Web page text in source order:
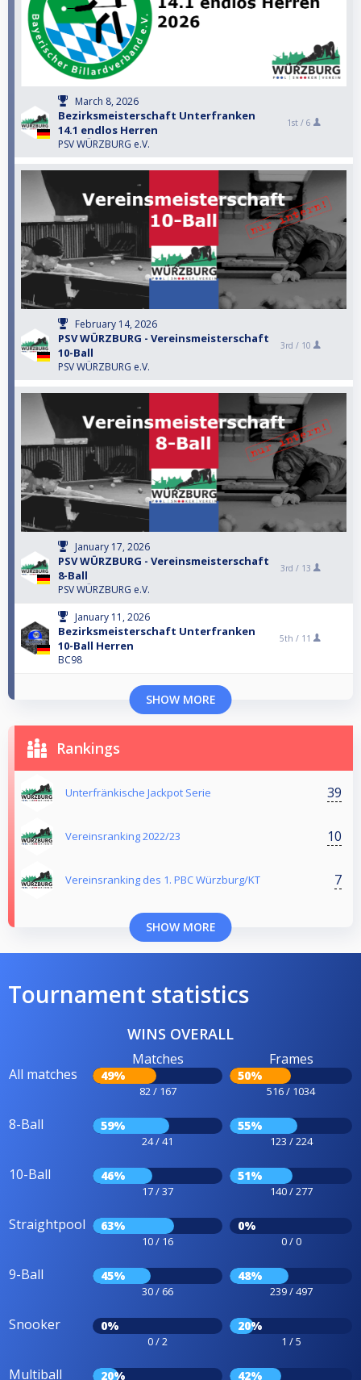
March 8, 2026
Bezirksmeisterschaft Unterfranken
14.1 endlos Herren
PSV WÜRZBURG e.V.
1st / 6
February 14, 2026
PSV WÜRZBURG - Vereinsmeisterschaft
10-Ball
PSV WÜRZBURG e.V.
3rd / 10
January 17, 2026
PSV WÜRZBURG - Vereinsmeisterschaft
8-Ball
PSV WÜRZBURG e.V.
3rd / 13
January 11, 2026
Bezirksmeisterschaft Unterfranken
10-Ball Herren
BC98
5th / 11
SHOW MORE
Rankings
Unterfränkische Jackpot Serie 39
Vereinsranking 2022/23 10
Vereinsranking des 1. PBC Würzburg/KT 7
SHOW MORE
Tournament statistics
WINS OVERALL
All matches
Matches
49%
82 / 167
Frames
50%
516 / 1034
8-Ball 59%
24 / 41
55%
123 / 224
10-Ball 46%
17 / 37
51%
140 / 277
Straightpool 63%
10 / 16
0%
0 / 0
9-Ball 45%
30 / 66
48%
239 / 497
Snooker 0%
0 / 2
20%
1 / 5
Multiball 20% 42%